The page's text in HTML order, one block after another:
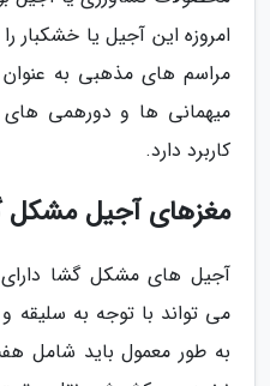
امروزه این آجیل یا
مراسم های مذهبی به
میهمانی ها و دورهمی
کاربرد دارد.
مغزهای آجیل مشکل
آجیل های مشکل گشا دارای
می تواند با توجه به سلیقه
به طور معمول باید شامل